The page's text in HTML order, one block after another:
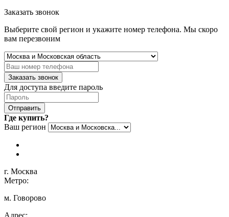
Заказать звонок
Выберите свой регион и укажите номер телефона. Мы скоро
вам перезвоним
Заказать звонок
Для доступа введите пароль
Отправить
Где купить?
Ваш регион
г. Москва
Метро:
м. Говорово
Адрес: